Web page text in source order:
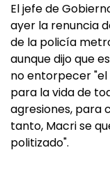
El jefe de
ayer la renuncia
de la policía
aunque dijo que
no entorpecer
para la vida de
agresiones, para
tanto, Macri se
politizado".